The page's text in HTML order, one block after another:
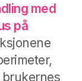
med
på